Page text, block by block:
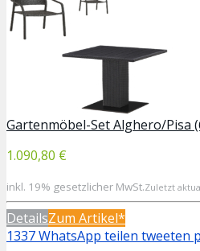
Gartenmöbel-Set Alghero/Pisa
1.090,80 €
inkl. 19% gesetzlicher MwSt.Zuletzt
DetailsZum Artikel*
1337WhatsApp teilen tweeten